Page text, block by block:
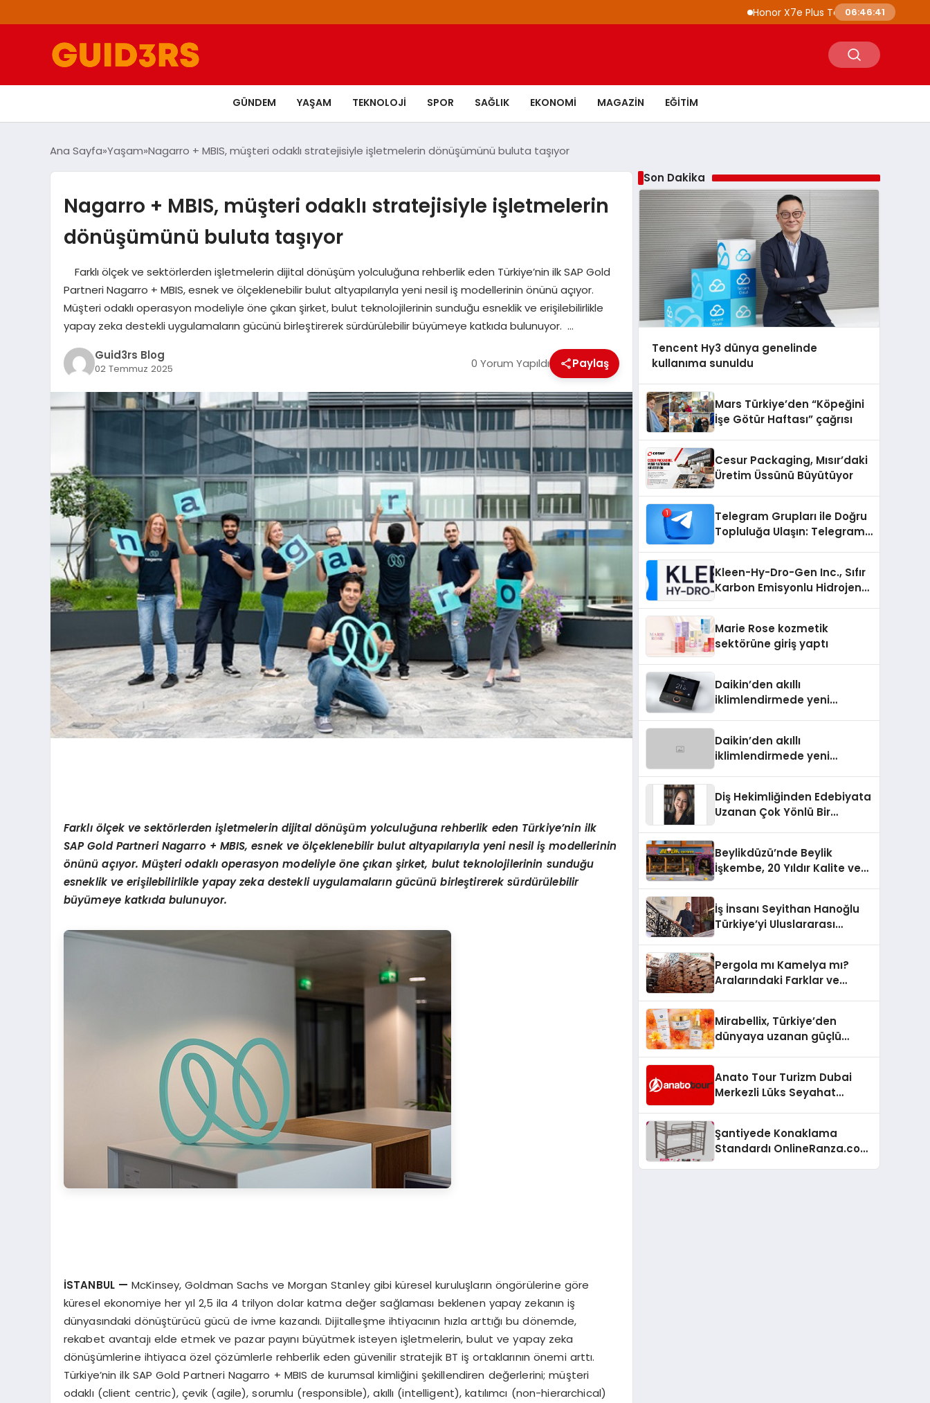
Honor X7e Plus Tanıtıldı 8100 mAh Batarya
06:46:43
GÜNDEM YAŞAM TEKNOLOJI SPOR SAĞLIK EKONOMI MAGAZIN EĞITIM
Ana Sayfa Yaşam Nagarro + MBIS, müşteri odaklı stratejisiyle işletmelerin dönüşümünü buluta taşıyor
Nagarro + MBIS, müşteri odaklı stratejisiyle işletmelerin
dönüşümünü buluta taşıyor
Farklı ölçek ve sektörlerden işletmelerin dijital dönüşüm yolculuğuna rehberlik eden Türkiye’nin ilk SAP Gold
Partneri Nagarro + MBIS, esnek ve ölçeklenebilir bulut altyapılarıyla yeni nesil iş modellerinin önünü açıyor.
Müşteri odaklı operasyon modeliyle öne çıkan şirket, bulut teknolojilerinin sunduğu esneklik ve erişilebilirlikle
yapay zeka destekli uygulamaların gücünü birleştirerek sürdürülebilir büyümeye katkıda bulunuyor. …
Guid3rs Blog
02 Temmuz 2025 0 Yorum Yapıldı Paylaş
Farklı ölçek ve sektörlerden işletmelerin dijital dönüşüm yolculuğuna rehberlik eden Türkiye’nin ilk
SAP Gold Partneri Nagarro + MBIS, esnek ve ölçeklenebilir bulut altyapılarıyla yeni nesil iş modellerinin
önünü açıyor. Müşteri odaklı operasyon modeliyle öne çıkan şirket, bulut teknolojilerinin sunduğu
esneklik ve erişilebilirlikle yapay zeka destekli uygulamaların gücünü birleştirerek sürdürülebilir
büyümeye katkıda bulunuyor.
İSTANBUL — McKinsey, Goldman Sachs ve Morgan Stanley gibi küresel kuruluşların öngörülerine göre
küresel ekonomiye her yıl 2,5 ila 4 trilyon dolar katma değer sağlaması beklenen yapay zekanın iş
dünyasındaki dönüştürücü gücü de ivme kazandı. Dijitalleşme ihtiyacının hızla arttığı bu dönemde,
rekabet avantajı elde etmek ve pazar payını büyütmek isteyen işletmelerin, bulut ve yapay zeka
dönüşümlerine ihtiyaca özel çözümlerle rehberlik eden güvenilir stratejik BT iş ortaklarının önemi arttı.
Türkiye’nin ilk SAP Gold Partneri Nagarro + MBIS de kurumsal kimliğini şekillendiren değerlerini; müşteri
odaklı (client centric), çevik (agile), sorumlu (responsible), akıllı (intelligent), katılımcı (non-hierarchical)
Son Dakika
Tencent Hy3 dünya genelinde
kullanıma sunuldu
Mars Türkiye’den “Köpeğini
İşe Götür Haftası” çağrısı
Cesur Packaging, Mısır’daki
Üretim Üssünü Büyütüyor
Telegram Grupları ile Doğru
Topluluğa Ulaşın: Telegram
Kleen-Hy-Dro-Gen Inc., Sıfır
Karbon Emisyonlu Hidrojen
Aldı
Marie Rose kozmetik
sektörüne giriş yaptı
Daikin’den akıllı
iklimlendirmede yeni
Daikin’den akıllı
iklimlendirmede yeni
Diş Hekimliğinden Edebiyata
Uzanan Çok Yönlü Bir
Beylikdüzü’nde Beylik
İşkembe, 20 Yıldır Kalite ve
İş İnsanı Seyithan Hanoğlu
Türkiye’yi Uluslararası
Pergola mı Kamelya mı?
Aralarındaki Farklar ve
Mirabellix, Türkiye’den
dünyaya uzanan güçlü
Anato Tour Turizm Dubai
Merkezli Lüks Seyahat
Şantiyede Konaklama
Standardı OnlineRanza.com